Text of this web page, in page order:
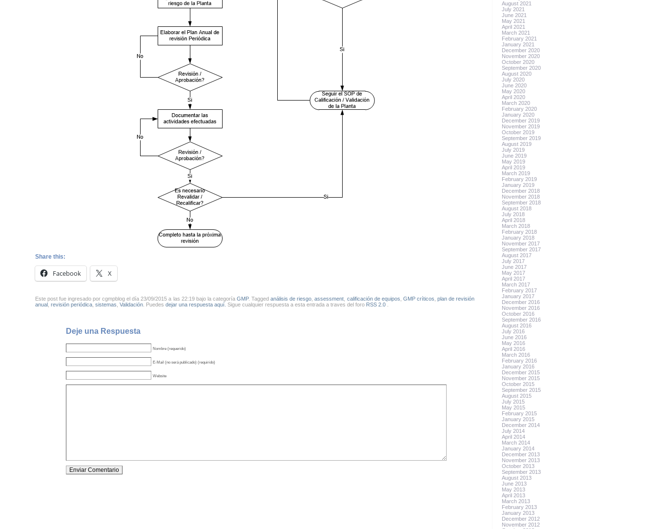
Share this:
Facebook X
Este post fue ingresado por cgmpblog el día 23/09/2015 a las 22:19 bajo la categoríaGMP. Taggedanálisis de riesgo ,assessment calificación de equipos GMP críticos ,plan de revisión
anual, revisión periódica, sistemas Validación. Puedes dejar una respuesta aquí. Sigue cualquier respuesta a esta entrada a traves del foro RSS 2.0.
Deje una Respuesta
Nombre (requerido)
E-Mail (no será publicado) (requirido)
Website
August 2021
July 2021
June 2021
May 2021
April 2021
March 2021
February 2021
January 2021
December 2020
November 2020
October 2020
September 2020
August 2020
July 2020
June 2020
May 2020
April 2020
March 2020
February 2020
January 2020
December 2019
November 2019
October 2019
September 2019
August 2019
July 2019
June 2019
May 2019
April 2019
March 2019
February 2019
January 2019
December 2018
November 2018
September 2018
August 2018
July 2018
April 2018
March 2018
February 2018
January 2018
November 2017
September 2017
August 2017
July 2017
June 2017
May 2017
April 2017
March 2017
February 2017
January 2017
December 2016
November 2016
October 2016
September 2016
August 2016
July 2016
June 2016
May 2016
April 2016
March 2016
February 2016
January 2016
December 2015
November 2015
October 2015
September 2015
August 2015
July 2015
May 2015
February 2015
January 2015
December 2014
July 2014
April 2014
March 2014
January 2014
December 2013
November 2013
October 2013
September 2013
August 2013
June 2013
May 2013
April 2013
March 2013
February 2013
January 2013
December 2012
November 2012